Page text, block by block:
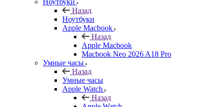
Ноутбуки
Назад
Ноутбуки
Apple Macbook
Назад
Apple Macbook
Macbook Neo 2026 A18 Pro
Умные часы
Назад
Умные часы
Apple Watch
Назад